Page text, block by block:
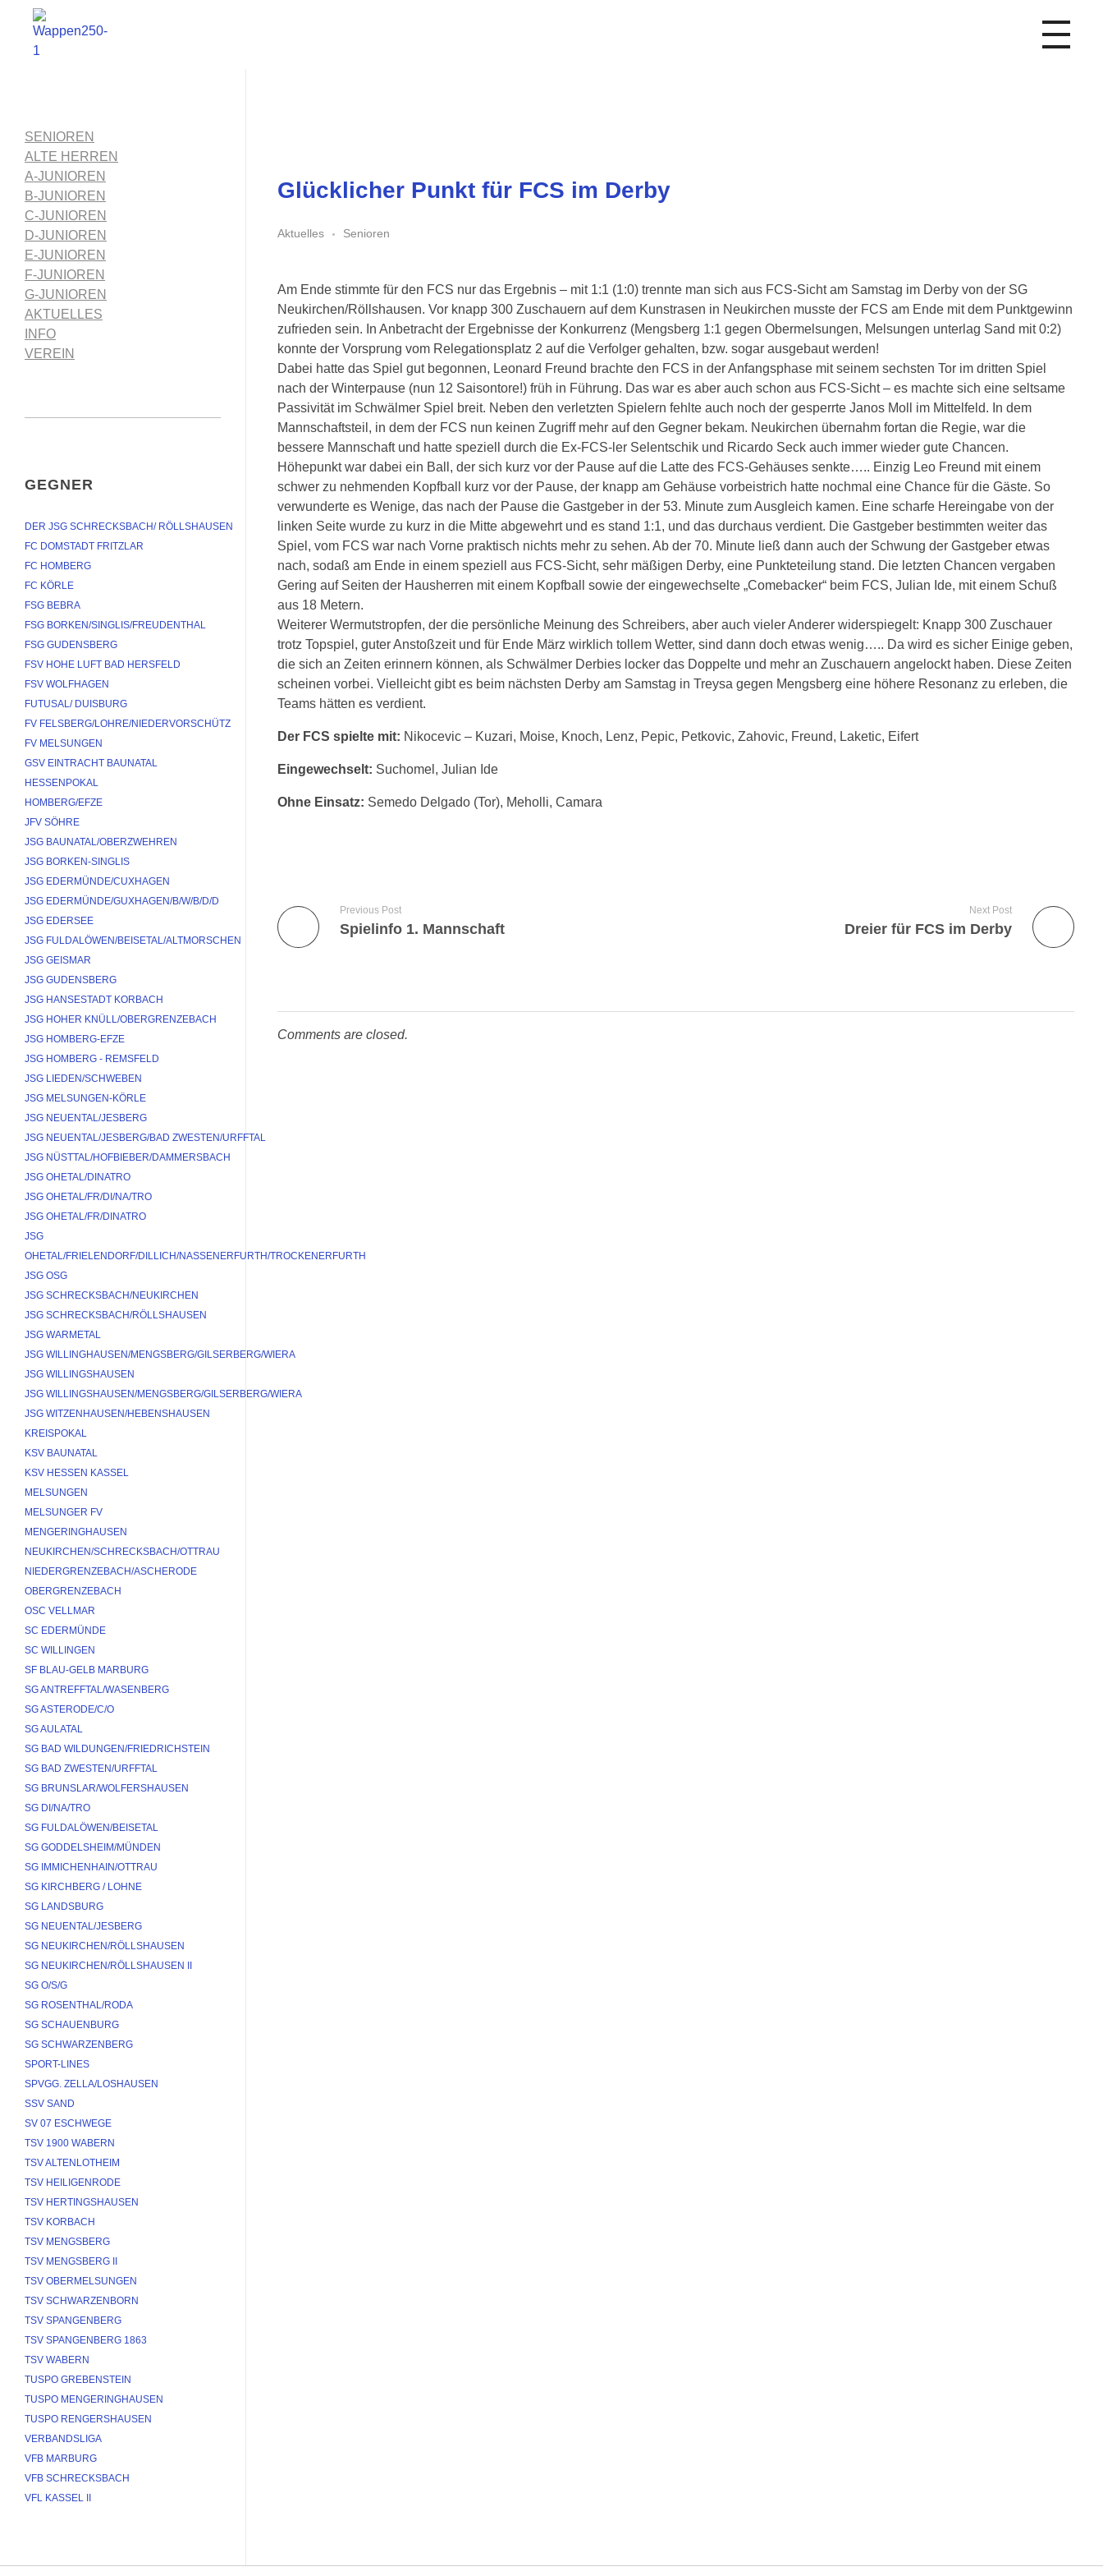
Glücklicher Punkt für FCS im Derby
Aktuelles Senioren
Am Ende stimmte für den FCS nur das Ergebnis – mit 1:1 (1:0) trennte man sich aus FCS-Sicht am Samstag im Derby von der SG
Neukirchen/Röllshausen. Vor knapp 300 Zuschauern auf dem Kunstrasen in Neukirchen musste der FCS am Ende mit dem Punktgewinn
zufrieden sein. In Anbetracht der Ergebnisse der Konkurrenz (Mengsberg 1:1 gegen Obermelsungen, Melsungen unterlag Sand mit 0:2)
konnte der Vorsprung vom Relegationsplatz 2 auf die Verfolger gehalten, bzw. sogar ausgebaut werden!
Dabei hatte das Spiel gut begonnen, Leonard Freund brachte den FCS in der Anfangsphase mit seinem sechsten Tor im dritten Spiel
nach der Winterpause (nun 12 Saisontore!) früh in Führung. Das war es aber auch schon aus FCS-Sicht – es machte sich eine seltsame
Passivität im Schwälmer Spiel breit. Neben den verletzten Spielern fehlte auch noch der gesperrte Janos Moll im Mittelfeld. In dem
Mannschaftsteil, in dem der FCS nun keinen Zugriff mehr auf den Gegner bekam. Neukirchen übernahm fortan die Regie, war die
bessere Mannschaft und hatte speziell durch die Ex-FCS-ler Selentschik und Ricardo Seck auch immer wieder gute Chancen.
Höhepunkt war dabei ein Ball, der sich kurz vor der Pause auf die Latte des FCS-Gehäuses senkte….. Einzig Leo Freund mit einem
schwer zu nehmenden Kopfball kurz vor der Pause, der knapp am Gehäuse vorbeistrich hatte nochmal eine Chance für die Gäste. So
verwunderte es Wenige, das nach der Pause die Gastgeber in der 53. Minute zum Ausgleich kamen. Eine scharfe Hereingabe von der
linken Seite wurde zu kurz in die Mitte abgewehrt und es stand 1:1, und das durchaus verdient. Die Gastgeber bestimmten weiter das
Spiel, vom FCS war nach Vorne praktisch nichts mehr zu sehen. Ab der 70. Minute ließ dann auch der Schwung der Gastgeber etwas
nach, sodaß am Ende in einem speziell aus FCS-Sicht, sehr mäßigen Derby, eine Punkteteilung stand. Die letzten Chancen vergaben
Gering auf Seiten der Hausherren mit einem Kopfball sowie der eingewechselte „Comebacker“ beim FCS, Julian Ide, mit einem Schuß
aus 18 Metern.
Weiterer Wermutstropfen, der die persönliche Meinung des Schreibers, aber auch vieler Anderer widerspiegelt: Knapp 300 Zuschauer
trotz Topspiel, guter Anstoßzeit und für Ende März wirklich tollem Wetter, sind dann doch etwas wenig….. Da wird es sicher Einige geben,
die sich an Zeiten erinnern können, als Schwälmer Derbies locker das Doppelte und mehr an Zuschauern angelockt haben. Diese Zeiten
scheinen vorbei. Vielleicht gibt es beim nächsten Derby am Samstag in Treysa gegen Mengsberg eine höhere Resonanz zu erleben, die
Teams hätten es verdient.
Der FCS spielte mit: Nikocevic – Kuzari, Moise, Knoch, Lenz, Pepic, Petkovic, Zahovic, Freund, Laketic, Eifert
Eingewechselt: Suchomel, Julian Ide
Ohne Einsatz: Semedo Delgado (Tor), Meholli, Camara
Previous Post
Spielinfo 1. Mannschaft
Next Post
Dreier für FCS im Derby
Comments are closed.
SENIOREN
ALTE HERREN
A-JUNIOREN
B-JUNIOREN
C-JUNIOREN
D-JUNIOREN
E-JUNIOREN
F-JUNIOREN
G-JUNIOREN
AKTUELLES
INFO
VEREIN
GEGNER
DER JSG SCHRECKSBACH/ RÖLLSHAUSEN
FC DOMSTADT FRITZLAR
FC HOMBERG
FC KÖRLE
FSG BEBRA
FSG BORKEN/SINGLIS/FREUDENTHAL
FSG GUDENSBERG
FSV HOHE LUFT BAD HERSFELD
FSV WOLFHAGEN
FUTUSAL/ DUISBURG
FV FELSBERG/LOHRE/NIEDERVORSCHÜTZ
FV MELSUNGEN
GSV EINTRACHT BAUNATAL
HESSENPOKAL
HOMBERG/EFZE
JFV SÖHRE
JSG BAUNATAL/OBERZWEHREN
JSG BORKEN-SINGLIS
JSG EDERMÜNDE/CUXHAGEN
JSG EDERMÜNDE/GUXHAGEN/B/W/B/D/D
JSG EDERSEE
JSG FULDALÖWEN/BEISETAL/ALTMORSCHEN
JSG GEISMAR
JSG GUDENSBERG
JSG HANSESTADT KORBACH
JSG HOHER KNÜLL/OBERGRENZEBACH
JSG HOMBERG-EFZE
JSG HOMBERG - REMSFELD
JSG LIEDEN/SCHWEBEN
JSG MELSUNGEN-KÖRLE
JSG NEUENTAL/JESBERG
JSG NEUENTAL/JESBERG/BAD ZWESTEN/URFFTAL
JSG NÜSTTAL/HOFBIEBER/DAMMERSBACH
JSG OHETAL/DINATRO
JSG OHETAL/FR/DI/NA/TRO
JSG OHETAL/FR/DINATRO
JSG
OHETAL/FRIELENDORF/DILLICH/NASSENERFURTH/TROCKENERFURTH
JSG OSG
JSG SCHRECKSBACH/NEUKIRCHEN
JSG SCHRECKSBACH/RÖLLSHAUSEN
JSG WARMETAL
JSG WILLINGHAUSEN/MENGSBERG/GILSERBERG/WIERA
JSG WILLINGSHAUSEN
JSG WILLINGSHAUSEN/MENGSBERG/GILSERBERG/WIERA
JSG WITZENHAUSEN/HEBENSHAUSEN
KREISPOKAL
KSV BAUNATAL
KSV HESSEN KASSEL
MELSUNGEN
MELSUNGER FV
MENGERINGHAUSEN
NEUKIRCHEN/SCHRECKSBACH/OTTRAU
NIEDERGRENZEBACH/ASCHERODE
OBERGRENZEBACH
OSC VELLMAR
SC EDERMÜNDE
SC WILLINGEN
SF BLAU-GELB MARBURG
SG ANTREFFTAL/WASENBERG
SG ASTERODE/C/O
SG AULATAL
SG BAD WILDUNGEN/FRIEDRICHSTEIN
SG BAD ZWESTEN/URFFTAL
SG BRUNSLAR/WOLFERSHAUSEN
SG DI/NA/TRO
SG FULDALÖWEN/BEISETAL
SG GODDELSHEIM/MÜNDEN
SG IMMICHENHAIN/OTTRAU
SG KIRCHBERG / LOHNE
SG LANDSBURG
SG NEUENTAL/JESBERG
SG NEUKIRCHEN/RÖLLSHAUSEN
SG NEUKIRCHEN/RÖLLSHAUSEN II
SG O/S/G
SG ROSENTHAL/RODA
SG SCHAUENBURG
SG SCHWARZENBERG
SPORT-LINES
SPVGG. ZELLA/LOSHAUSEN
SSV SAND
SV 07 ESCHWEGE
TSV 1900 WABERN
TSV ALTENLOTHEIM
TSV HEILIGENRODE
TSV HERTINGSHAUSEN
TSV KORBACH
TSV MENGSBERG
TSV MENGSBERG II
TSV OBERMELSUNGEN
TSV SCHWARZENBORN
TSV SPANGENBERG
TSV SPANGENBERG 1863
TSV WABERN
TUSPO GREBENSTEIN
TUSPO MENGERINGHAUSEN
TUSPO RENGERSHAUSEN
VERBANDSLIGA
VFB MARBURG
VFB SCHRECKSBACH
VFL KASSEL II